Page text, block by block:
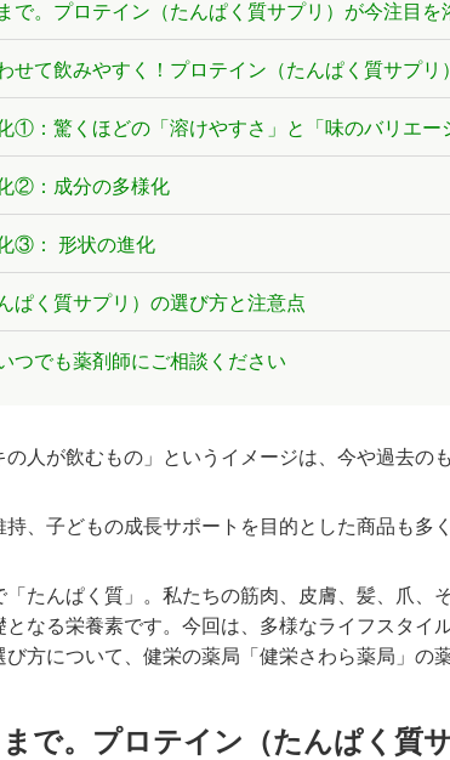
で。プロテイン（たんぱく質サプリ）が今注目を
せて飲みやすく！プロテイン（たんぱく質サプリ
①：驚くほどの「溶けやすさ」と「味のバリエー
②：成分の多様化
③： 形状の進化
ぱく質サプリ）の選び方と注意点
つでも薬剤師にご相談ください
の人が飲むもの」というイメージは、今や過去のも
、子どもの成長サポートを目的とした商品も多
たんぱく質」。私たちの筋肉、皮膚、髪、爪、
なる栄養素です。今回は、多様なライフスタイ
方について、健栄の薬局「健栄さわら薬局」の
で。プロテイン（たんぱく質